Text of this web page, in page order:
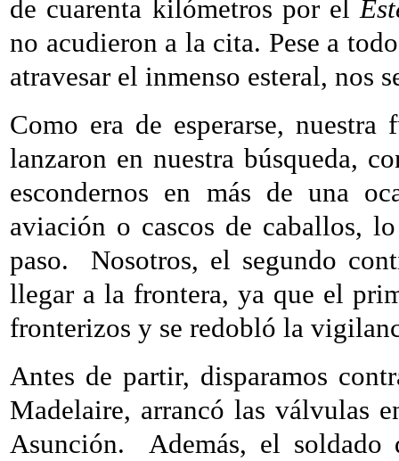
de cuarenta kilómetros por el
no acudieron a la cita. Pese a
atravesar el inmenso esteral, nos
Como era de esperarse,
lanzaron en nuestra búsqueda,
escondernos en más de una
aviación o cascos de caballos,
paso.
Nosotros, el segundo
llegar a la frontera, ya que el
fronterizos y se redobló la
Antes de partir, disparamos
Madelaire, arrancó las válvulas
Asunción.
Además, el soldado